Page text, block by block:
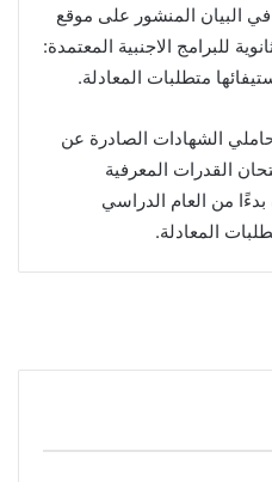
البيان المنشور على موقع
للبرامج الاجنبية المعتمدة:
الشهادات الصادرة عن
القدرات المعرفية
بدءًا من العام الدراسي